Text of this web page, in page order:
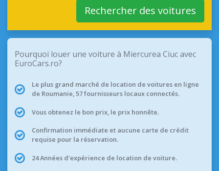
Rechercher des voitures
Pourquoi louer une voiture à Miercurea Ciuc avec
EuroCars.ro?
Le plus grand marché de location de voitures en ligne
de Roumanie, 57 fournisseurs locaux connectés.
Vous obtenez le bon prix, le prix honnête.
Confirmation immédiate et aucune carte de crédit
requise pour la réservation.
24 Années d'expérience de location de voiture.